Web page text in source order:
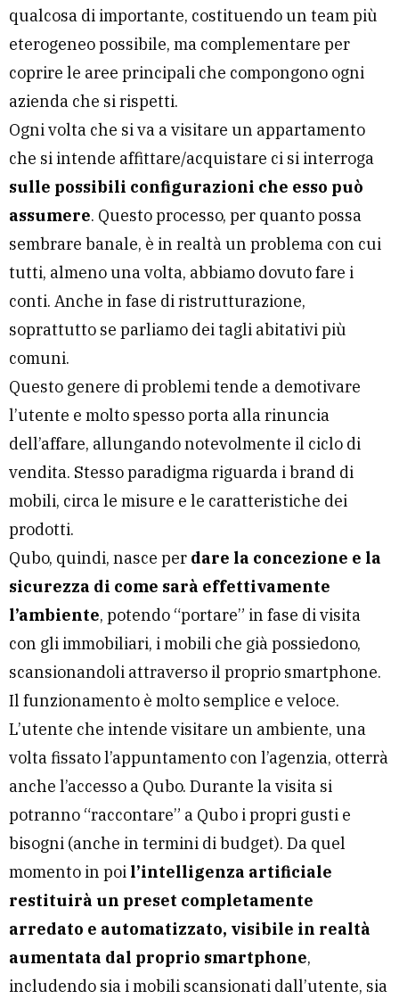
qualcosa di importante, costituendo un team più
eterogeneo possibile, ma complementare per
coprire le aree principali che compongono ogni
azienda che si rispetti.
Ogni volta che si va a visitare un appartamento
che si intende affittare/acquistare ci si interroga
sulle possibili configurazioni che esso può
assumere. Questo processo, per quanto possa
sembrare banale, è in realtà un problema con cui
tutti, almeno una volta, abbiamo dovuto fare i
conti. Anche in fase di ristrutturazione,
soprattutto se parliamo dei tagli abitativi più
comuni.
Questo genere di problemi tende a demotivare
l’utente e molto spesso porta alla rinuncia
dell’affare, allungando notevolmente il ciclo di
vendita. Stesso paradigma riguarda i brand di
mobili, circa le misure e le caratteristiche dei
prodotti.
Qubo, quindi, nasce per dare la concezione e la
sicurezza di come sarà effettivamente
l’ambiente, potendo “portare” in fase di visita
con gli immobiliari, i mobili che già possiedono,
scansionandoli attraverso il proprio smartphone.
Il funzionamento è molto semplice e veloce.
L’utente che intende visitare un ambiente, una
volta fissato l’appuntamento con l’agenzia, otterrà
anche l’accesso a Qubo. Durante la visita si
potranno “raccontare” a Qubo i propri gusti e
bisogni (anche in termini di budget). Da quel
momento in poi l’intelligenza artificiale
restituirà un preset completamente
arredato e automatizzato, visibile in realtà
aumentata dal proprio smartphone,
includendo sia i mobili scansionati dall’utente, sia